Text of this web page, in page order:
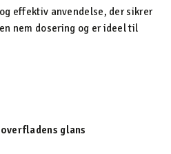
effektiv anvendelse, der sikrer
nem dosering og er ideel til
glans